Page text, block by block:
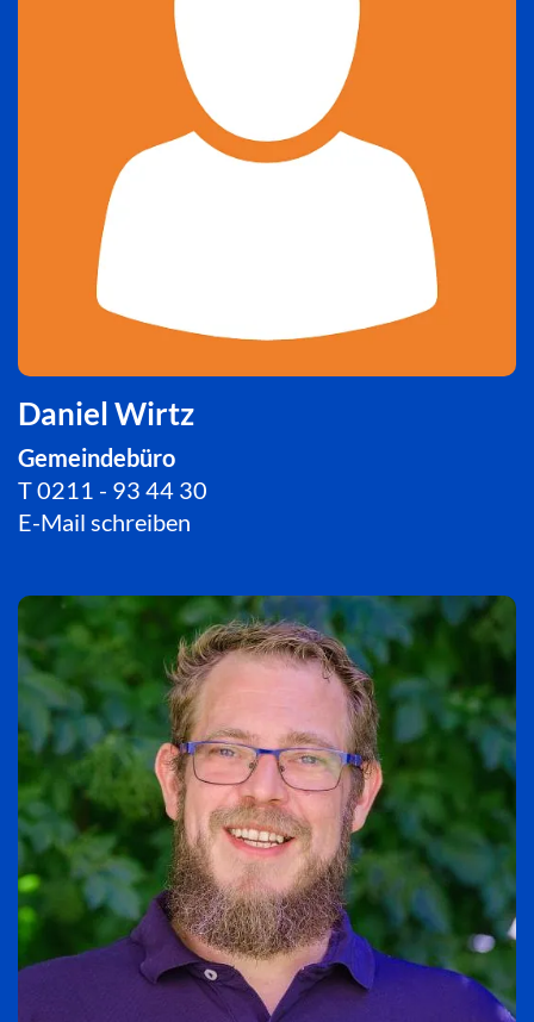
Daniel Wirtz
Gemeindebüro
T0211 - 93 44 30
E-Mail schreiben